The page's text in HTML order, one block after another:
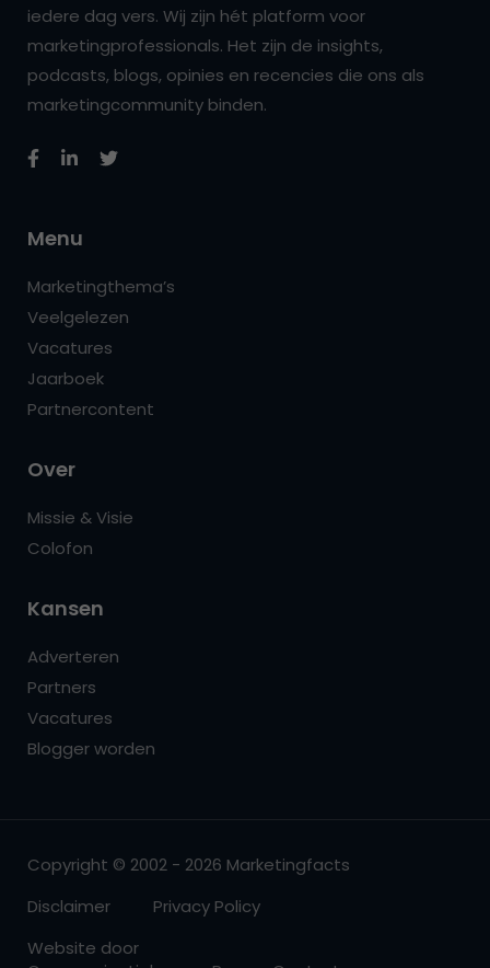
iedere dag vers. Wij zijn hét platform voor
marketingprofessionals. Het zijn de insights,
podcasts, blogs, opinies en recencies die ons als
marketingcommunity binden.
Menu
Marketingthema’s
Veelgelezen
Vacatures
Jaarboek
Partnercontent
Over
Missie & Visie
Colofon
Kansen
Adverteren
Partners
Vacatures
Blogger worden
Copyright © 2002 - 2026 Marketingfacts
Disclaimer
Privacy Policy
Website door